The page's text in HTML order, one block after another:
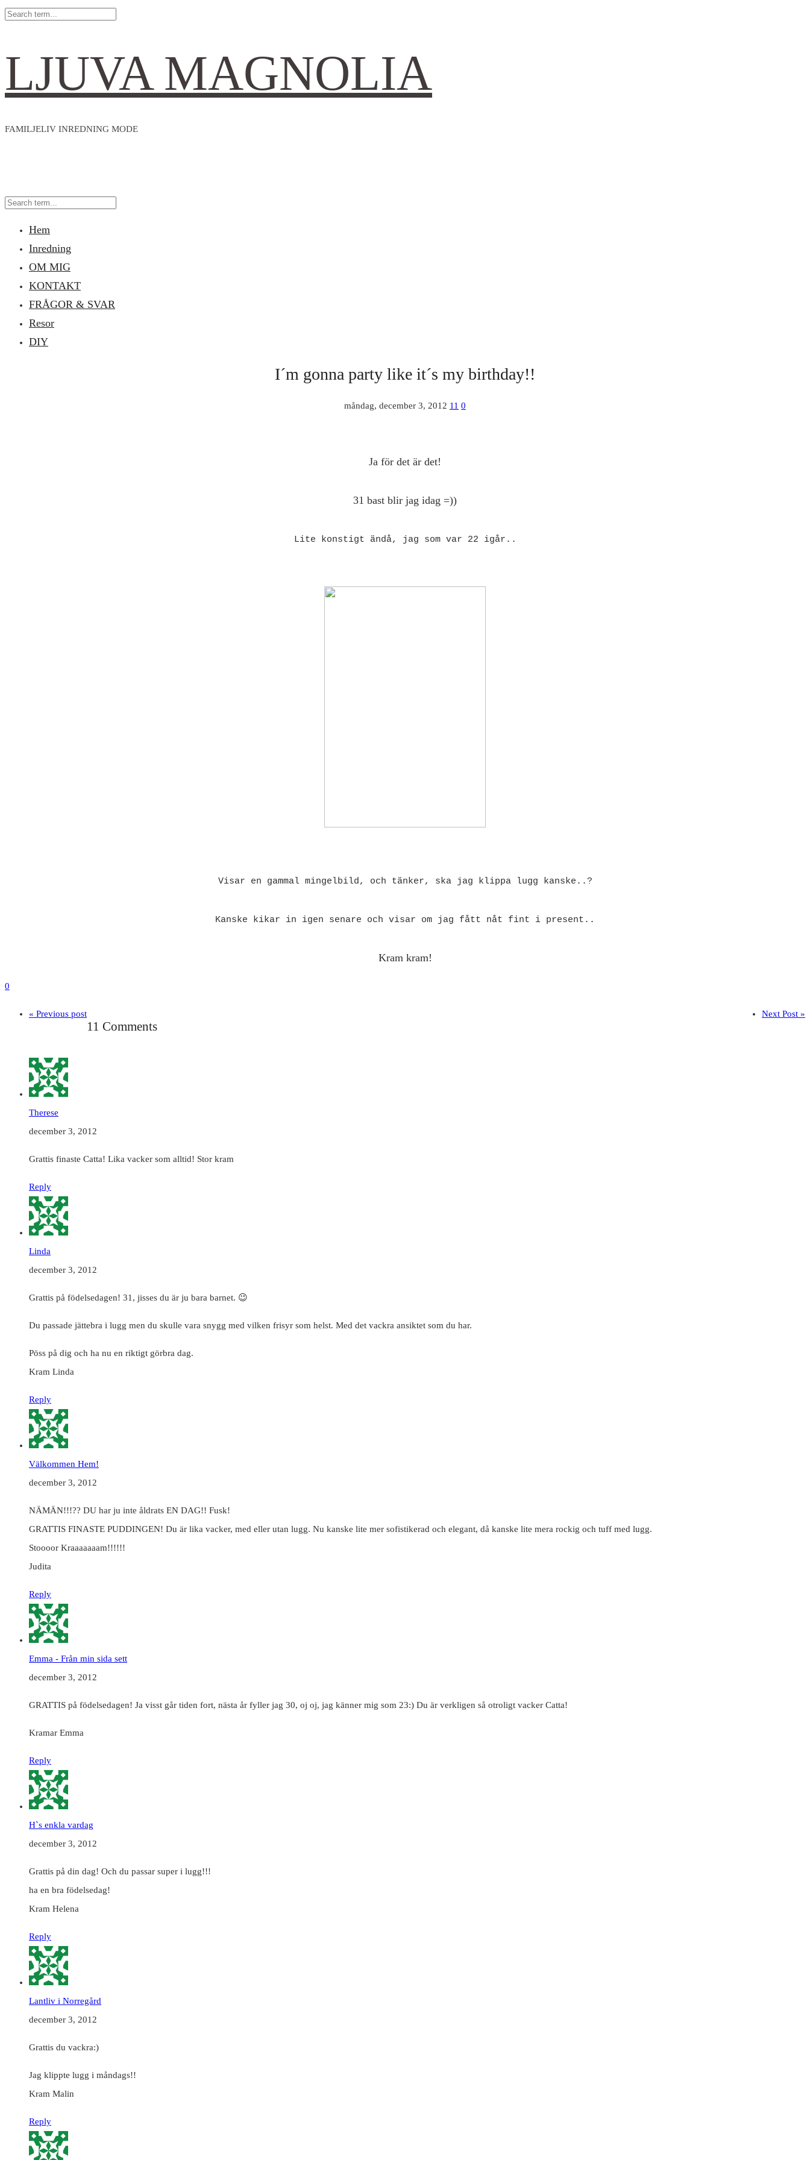
LJUVA MAGNOLIA
FAMILJELIV INREDNING MODE
Hem
Inredning
OM MIG
KONTAKT
FRÅGOR & SVAR
Resor
DIY
I´m gonna party like it´s my birthday!!
måndag, december 3, 2012 11 0
Ja för det är det!
31 bast blir jag idag =))
Lite konstigt ändå, jag som var 22 igår..
Visar en gammal mingelbild, och tänker, ska jag klippa lugg kanske..?
Kanske kikar in igen senare och visar om jag fått nåt fint i present..
Kram kram!
0
« Previous post Next Post »
11 Comments
Therese
december 3, 2012
Grattis finaste Catta! Lika vacker som alltid! Stor kram
Reply
Linda
december 3, 2012
Grattis på födelsedagen! 31, jisses du är ju bara barnet. 😉
Du passade jättebra i lugg men du skulle vara snygg med vilken frisyr som helst. Med det vackra ansiktet som du har.
Pöss på dig och ha nu en riktigt görbra dag.
Kram Linda
Reply
Välkommen Hem!
december 3, 2012
NÄMÄN!!!?? DU har ju inte åldrats EN DAG!! Fusk!
GRATTIS FINASTE PUDDINGEN! Du är lika vacker, med eller utan lugg. Nu kanske lite mer sofistikerad och elegant, då kanske lite mera rockig och tuff med lugg.
Stoooor Kraaaaaaam!!!!!!
Judita
Reply
Emma - Från min sida sett
december 3, 2012
GRATTIS på födelsedagen! Ja visst går tiden fort, nästa år fyller jag 30, oj oj, jag känner mig som 23:) Du är verkligen så otroligt vacker Catta!
Kramar Emma
Reply
H`s enkla vardag
december 3, 2012
Grattis på din dag! Och du passar super i lugg!!!
ha en bra födelsedag!
Kram Helena
Reply
Lantliv i Norregård
december 3, 2012
Grattis du vackra:)
Jag klippte lugg i måndags!!
Kram Malin
Reply